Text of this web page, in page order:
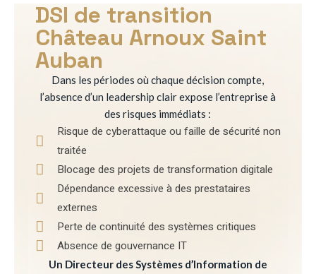
DSI de transition
Château Arnoux Saint
Auban
Dans les périodes où chaque décision compte,
l’absence d’un leadership clair expose l’entreprise à
des risques immédiats :
Risque de cyberattaque ou faille de sécurité non
traitée
Blocage des projets de transformation digitale
Dépendance excessive à des prestataires
externes
Perte de continuité des systèmes critiques
Absence de gouvernance IT
Un Directeur des Systèmes d’Information de